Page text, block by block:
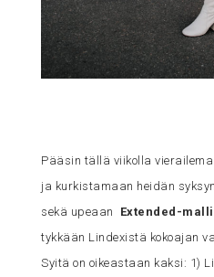
Pääsin tällä viikolla
ja kurkistamaan heidän
sekä upeaan Extended-
tykkään Lindexistä kokoajan
Syitä on oikeastaan kaksi: 1)